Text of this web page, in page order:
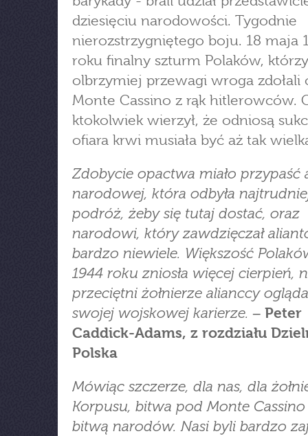
dziesięciu narodowości. Tygodnie
nierozstrzygniętego boju. 18 maja
roku finalny szturm Polaków,
olbrzymiej przewagi wroga zdołali
Monte Cassino z rąk hitlerowców.
ktokolwiek wierzył, że odniosą
ofiara krwi musiała być aż tak
Zdobycie opactwa miało przypaść
narodowej, która odbyła
podróż, żeby się tutaj dostać, oraz
narodowi, który zawdzięczał
bardzo niewiele. Większość
1944 roku zniosła więcej cierpień,
przeciętni żołnierze alianccy
swojej wojskowej karierze. ‒ Peter
Caddick-Adams, z rozdziału
Polska
Mówiąc szczerze, dla nas, dla
Korpusu, bitwa pod Monte Cassino
bitwą narodów. Nasi byli bardzo